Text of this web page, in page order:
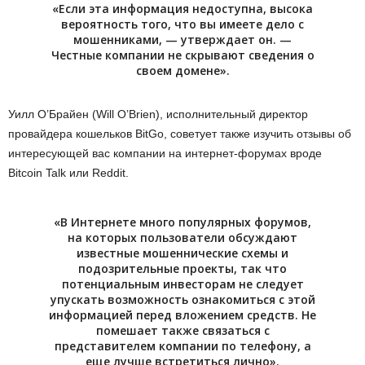
«Если эта информация недоступна, высока
вероятность того, что вы имеете дело с
мошенниками, — утверждает он. —
Честные компании не скрывают сведения о
своем домене».
Уилл О’Брайен (Will O’Brien), исполнительный директор
провайдера кошельков BitGo, советует также изучить отзывы об
интересующей вас компании на интернет-форумах вроде
Bitcoin Talk или Reddit.
«В Интернете много популярных форумов,
на которых пользователи обсуждают
известные мошеннические схемы и
подозрительные проекты, так что
потенциальным инвесторам не следует
упускать возможность ознакомиться с этой
информацией перед вложением средств. Не
помешает также связаться с
представителем компании по телефону, а
еще лучше встретиться лично».